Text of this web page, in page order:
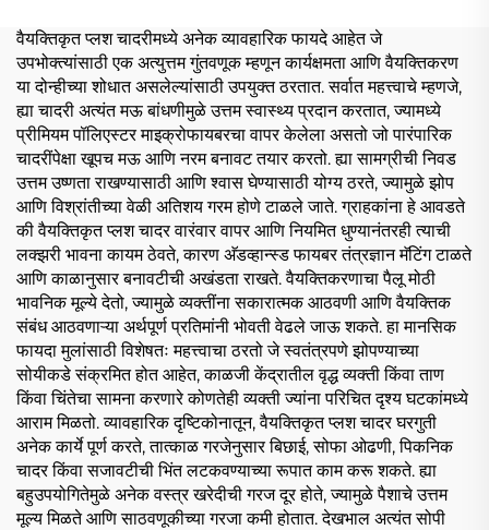
वैयक्तिकृत प्लश चादरीमध्ये अनेक व्यावहारिक फायदे आहेत जे
उपभोक्त्यांसाठी एक अत्युत्तम गुंतवणूक म्हणून कार्यक्षमता आणि वैयक्तिकरण
या दोन्हीच्या शोधात असलेल्यांसाठी उपयुक्त ठरतात. सर्वात महत्त्वाचे म्हणजे,
ह्या चादरी अत्यंत मऊ बांधणीमुळे उत्तम स्वास्थ्य प्रदान करतात, ज्यामध्ये
प्रीमियम पॉलिएस्टर माइक्रोफायबरचा वापर केलेला असतो जो पारंपारिक
चादरींपेक्षा खूपच मऊ आणि नरम बनावट तयार करतो. ह्या सामग्रीची निवड
उत्तम उष्णता राखण्यासाठी आणि श्वास घेण्यासाठी योग्य ठरते, ज्यामुळे झोप
आणि विश्रांतीच्या वेळी अतिशय गरम होणे टाळले जाते. ग्राहकांना हे आवडते
की वैयक्तिकृत प्लश चादर वारंवार वापर आणि नियमित धुण्यानंतरही त्याची
लक्झरी भावना कायम ठेवते, कारण अ‍ॅडव्हान्स्ड फायबर तंत्रज्ञान मॅटिंग टाळते
आणि काळानुसार बनावटीची अखंडता राखते. वैयक्तिकरणाचा पैलू मोठी
भावनिक मूल्ये देतो, ज्यामुळे व्यक्तींना सकारात्मक आठवणी आणि वैयक्तिक
संबंध आठवणाऱ्या अर्थपूर्ण प्रतिमांनी भोवती वेढले जाऊ शकते. हा मानसिक
फायदा मुलांसाठी विशेषतः महत्त्वाचा ठरतो जे स्वतंत्रपणे झोपण्याच्या
सोयीकडे संक्रमित होत आहेत, काळजी केंद्रातील वृद्ध व्यक्ती किंवा ताण
किंवा चिंतेचा सामना करणारे कोणतेही व्यक्ती ज्यांना परिचित दृश्य घटकांमध्ये
आराम मिळतो. व्यावहारिक दृष्टिकोनातून, वैयक्तिकृत प्लश चादर घरगुती
अनेक कार्ये पूर्ण करते, तात्काळ गरजेनुसार बिछाई, सोफा ओढणी, पिकनिक
चादर किंवा सजावटीची भिंत लटकवण्याच्या रूपात काम करू शकते. ह्या
बहुउपयोगितेमुळे अनेक वस्त्र खरेदीची गरज दूर होते, ज्यामुळे पैशाचे उत्तम
मूल्य मिळते आणि साठवणूकीच्या गरजा कमी होतात. देखभाल अत्यंत सोपी